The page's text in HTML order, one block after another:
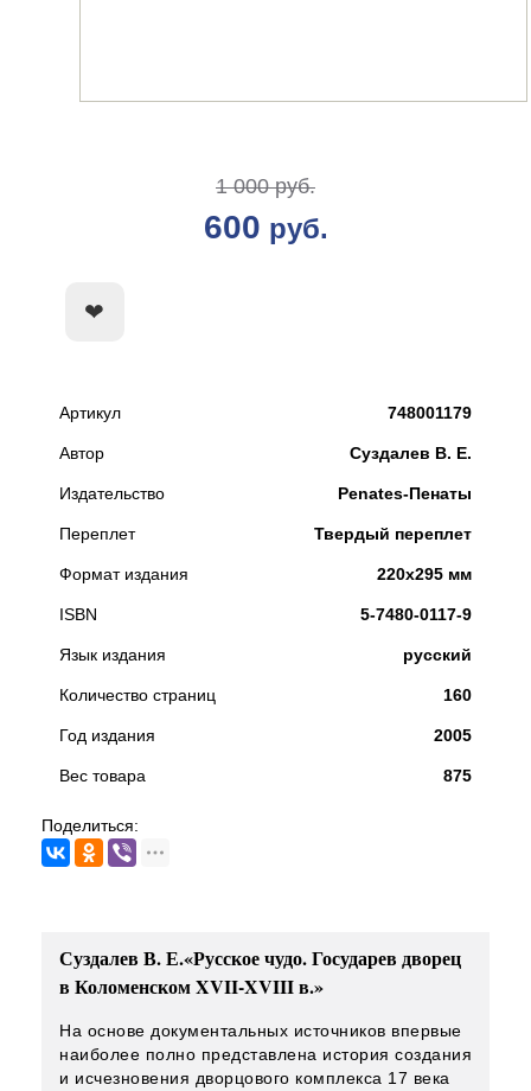
1 000 руб.
600 руб.
Артикул 748001179
Автор Суздалев В. Е.
Издательство Penates-Пенаты
Переплет Твердый переплет
Формат издания 220x295 мм
ISBN 5-7480-0117-9
Язык издания русский
Количество страниц 160
Год издания 2005
Вес товара 875
Поделиться:
Суздалев В. Е.«Русское чудо. Государев дворец
в Коломенском XVII-XVIII в.»
На основе документальных источников впервые
наиболее полно представлена история создания
и исчезновения дворцового комплекса 17 века